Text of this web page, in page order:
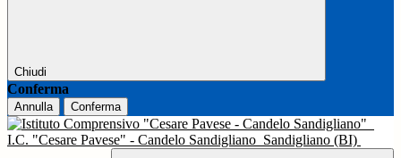
Chiudi
Conferma
Annulla Conferma
I.C. "Cesare Pavese" - Candelo Sandigliano Sandigliano (BI)